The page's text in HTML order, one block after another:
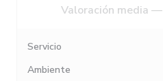
Valoración media —
Servicio
Ambiente